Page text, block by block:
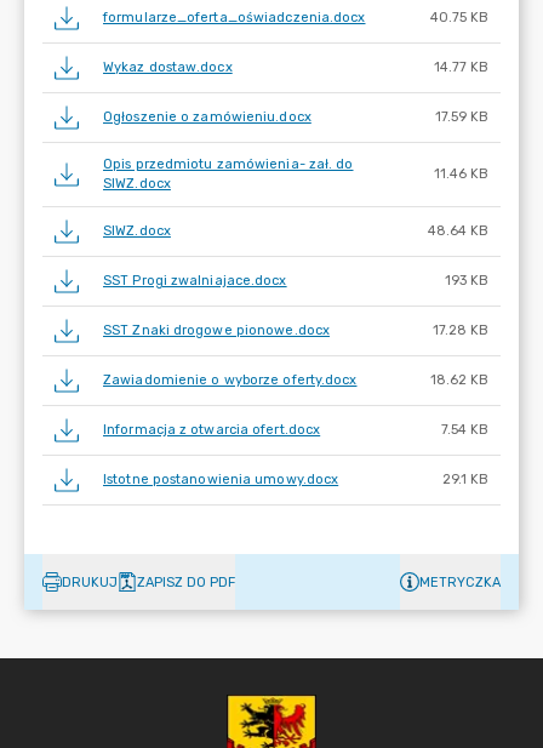
formularze_oferta_oświadczenia.docx 40.75 KB
Wykaz dostaw.docx 14.77 KB
Ogłoszenie o zamówieniu.docx 17.59 KB
Opis przedmiotu zamówienia- zał. do
SIWZ.docx
11.46 KB
SIWZ.docx 48.64 KB
SST Progi zwalniajace.docx 193 KB
SST Znaki drogowe pionowe.docx 17.28 KB
Zawiadomienie o wyborze oferty.docx 18.62 KB
Informacja z otwarcia ofert.docx 7.54 KB
Istotne postanowienia umowy.docx 29.1 KB
DRUKUJ ZAPISZ DO PDF METRYCZKA